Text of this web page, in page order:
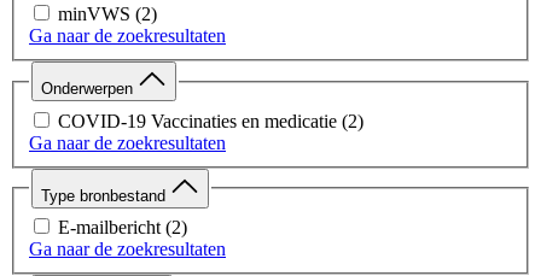
minVWS (2)
Ga naar de zoekresultaten
Onderwerpen
COVID-19 Vaccinaties en medicatie (2)
Ga naar de zoekresultaten
Type bronbestand
E-mailbericht (2)
Ga naar de zoekresultaten